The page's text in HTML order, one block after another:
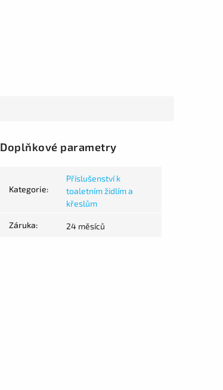
Doplňkové parametry
Kategorie:
Příslušenství k
toaletním židlím a
křeslům
Záruka: 24 měsíců